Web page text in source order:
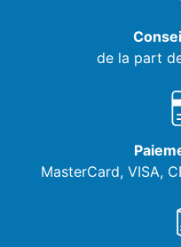
de la part
MasterCard, VISA,